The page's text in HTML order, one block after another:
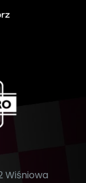
Wiśniowa